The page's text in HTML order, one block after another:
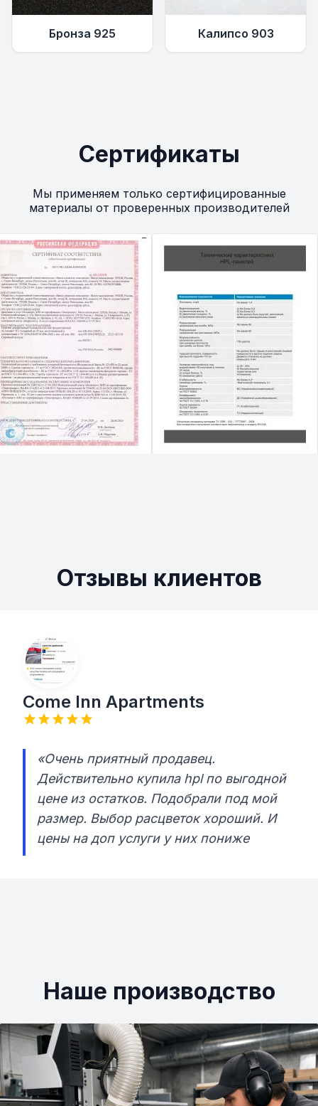
Бронза 925 Калипсо 903
Сертификаты
Мы применяем только сертифицированные
материалы от проверенных производителей
Отзывы клиентов
Come Inn Apartments
«Очень приятный продавец.
Действительно купила hpl по выгодной
цене из остатков. Подобрали под мой
размер. Выбор расцветок хороший. И
цены на доп услуги у них пониже
Наше производство